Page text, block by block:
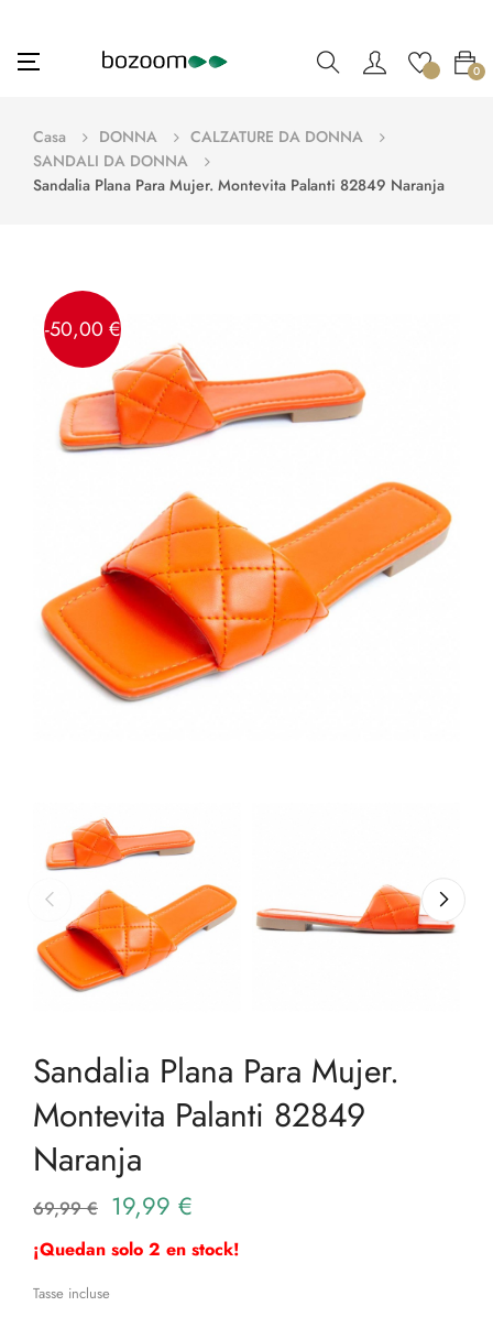
navigazione
☰ 0
Casa DONNA
CALZATURE DA DONNA
SANDALI DA DONNA
Sandalia Plana Para Mujer. Montevita Palanti 82849 Naranja
-50,00 €
Sandalia Plana Para Mujer.
Montevita Palanti 82849
Naranja
69,99 € 19,99 €
¡Quedan solo 2 en stock!
Tasse incluse